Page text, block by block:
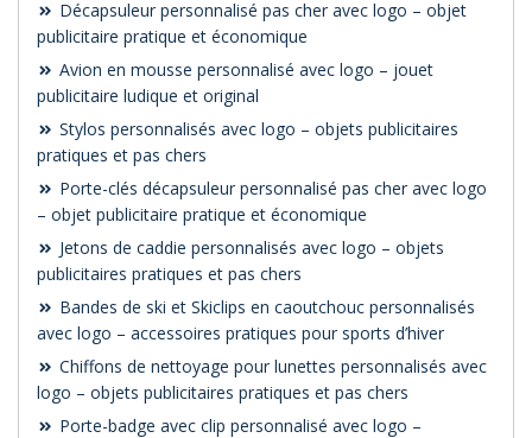
Décapsuleur personnalisé pas cher avec logo – objet
publicitaire pratique et économique
Avion en mousse personnalisé avec logo – jouet
publicitaire ludique et original
Stylos personnalisés avec logo – objets publicitaires
pratiques et pas chers
Porte-clés décapsuleur personnalisé pas cher avec logo
– objet publicitaire pratique et économique
Jetons de caddie personnalisés avec logo – objets
publicitaires pratiques et pas chers
Bandes de ski et Skiclips en caoutchouc personnalisés
avec logo – accessoires pratiques pour sports d’hiver
Chiffons de nettoyage pour lunettes personnalisés avec
logo – objets publicitaires pratiques et pas chers
Porte-badge avec clip personnalisé avec logo –